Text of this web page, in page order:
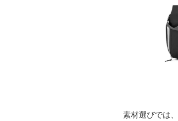
素材選びでは、